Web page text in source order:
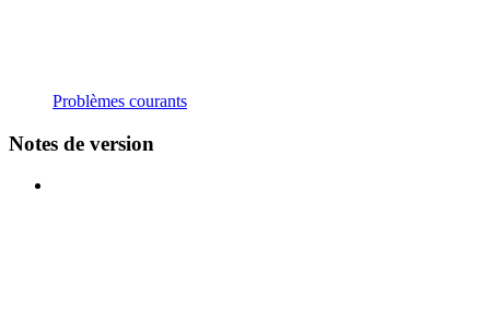
Problèmes courants
Notes de version